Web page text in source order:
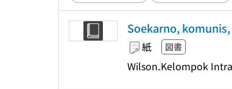
Soekarno,
紙 図書
Wilson.Kelompok